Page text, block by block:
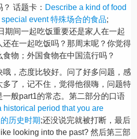
话题卡： Describe a kind of food
event 特殊场合的食品;
期间一起吃饭重要还是家人在一起
还在一起吃饭吗？那周末呢？你觉得
物；外国食物在中国流行吗？
哦，态度比较好。问了好多问题，感
多了，记不住，觉得他很嗨，问题特
一般part1的常态。第二部分的口语
historical period that you are
历史时期;还没说完就被打断，最后
looking into the past? 然后第三部